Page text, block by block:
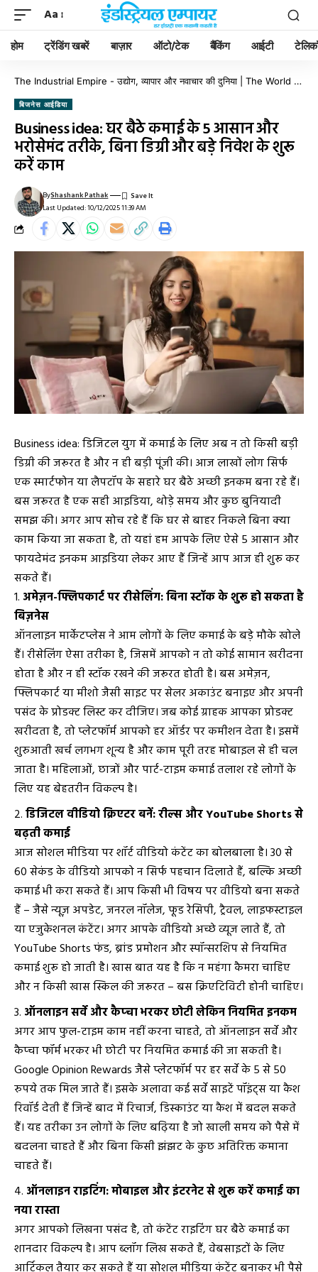
Aa
होम ट्रेंडिंग खबरें बाज़ार ऑटो/टेक बैंकिंग आईटी
The Industrial Empire - उद्योग, व्यापार और नवाचार की दुनिया | The World of Industry, Business & Innovation
बिजनेस आईडिया
Business idea: घर बैठे कमाई के 5 आसान और
भरोसेमंद तरीके, बिना डिग्री और बड़े निवेश के शुरू
करें काम
Last Updated: 10/12/2025 11:39 AM
ByShashank Pathak
Business idea: डिजिटल युग में कमाई के लिए अब न तो किसी बड़ी
डिग्री की जरूरत है और न ही बड़ी पूंजी की। आज लाखों लोग सिर्फ
एक स्मार्टफोन या लैपटॉप के सहारे घर बैठे अच्छी इनकम बना रहे हैं।
बस जरूरत है एक सही आइडिया, थोड़े समय और कुछ बुनियादी
समझ की। अगर आप सोच रहे हैं कि घर से बाहर निकले बिना क्या
काम किया जा सकता है, तो यहां हम आपके लिए ऐसे 5 आसान और
फायदेमंद इनकम आइडिया लेकर आए हैं जिन्हें आप आज ही शुरू कर
सकते हैं।
अमेज़न-फ्लिपकार्ट पर रीसेलिंग: बिना स्टॉक के शुरू हो सकता है
बिज़नेस
ऑनलाइन मार्केटप्लेस ने आम लोगों के लिए कमाई के बड़े मौके खोले
हैं। रीसेलिंग ऐसा तरीका है, जिसमें आपको न तो कोई सामान खरीदना
होता है और न ही स्टॉक रखने की जरूरत होती है। बस अमेज़न,
फ्लिपकार्ट या मीशो जैसी साइट पर सेलर अकाउंट बनाइए और अपनी
पसंद के प्रोडक्ट लिस्ट कर दीजिए। जब कोई ग्राहक आपका प्रोडक्ट
खरीदता है, तो प्लेटफॉर्म आपको हर ऑर्डर पर कमीशन देता है। इसमें
शुरुआती खर्च लगभग शून्य है और काम पूरी तरह मोबाइल से ही चल
जाता है। महिलाओं, छात्रों और पार्ट-टाइम कमाई तलाश रहे लोगों के
लिए यह बेहतरीन विकल्प है।
डिजिटल वीडियो क्रिएटर बनें: रील्स और YouTube Shorts से
बढ़ती कमाई
आज सोशल मीडिया पर शॉर्ट वीडियो कंटेंट का बोलबाला है। 30 से
60 सेकंड के वीडियो आपको न सिर्फ पहचान दिलाते हैं, बल्कि अच्छी
कमाई भी करा सकते हैं। आप किसी भी विषय पर वीडियो बना सकते
हैं – जैसे न्यूज़ अपडेट, जनरल नॉलेज, फूड रेसिपी, ट्रैवल, लाइफस्टाइल
या एजुकेशनल कंटेंट। अगर आपके वीडियो अच्छे व्यूज लाते हैं, तो
YouTube Shorts फंड, ब्रांड प्रमोशन और स्पॉन्सरशिप से नियमित
कमाई शुरू हो जाती है। खास बात यह है कि न महंगा कैमरा चाहिए
और न किसी खास स्किल की जरूरत – बस क्रिएटिविटी होनी चाहिए।
ऑनलाइन सर्वे और कैप्चा भरकर छोटी लेकिन नियमित इनकम
अगर आप फुल-टाइम काम नहीं करना चाहते, तो ऑनलाइन सर्वे और
कैप्चा फॉर्म भरकर भी छोटी पर नियमित कमाई की जा सकती है।
Google Opinion Rewards जैसे प्लेटफॉर्म पर हर सर्वे के 5 से 50
रुपये तक मिल जाते हैं। इसके अलावा कई सर्वे साइटें पॉइंट्स या कैश
रिवॉर्ड देती हैं जिन्हें बाद में रिचार्ज, डिस्काउंट या कैश में बदल सकते
हैं। यह तरीका उन लोगों के लिए बढ़िया है जो खाली समय को पैसे में
बदलना चाहते हैं और बिना किसी झंझट के कुछ अतिरिक्त कमाना
चाहते हैं।
ऑनलाइन राइटिंग: मोबाइल और इंटरनेट से शुरू करें कमाई का
नया रास्ता
अगर आपको लिखना पसंद है, तो कंटेंट राइटिंग घर बैठे कमाई का
शानदार विकल्प है। आप ब्लॉग लिख सकते हैं, वेबसाइटों के लिए